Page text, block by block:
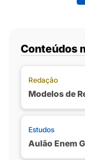
Conteúdos
Redação
Modelos de
Estudos
Aulão Enem